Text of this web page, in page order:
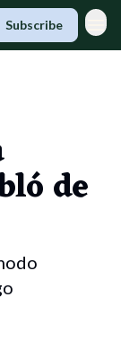
Subscribe
de